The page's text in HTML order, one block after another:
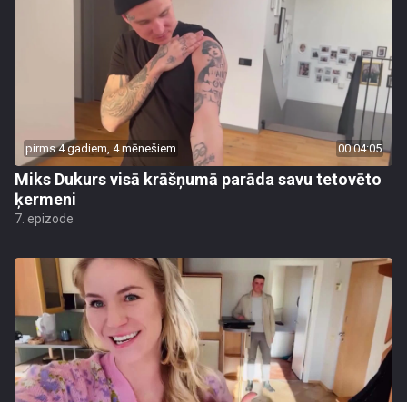
pirms 4 gadiem, 4 mēnešiem 00:04:05
Miks Dukurs visā krāšņumā parāda savu tetovēto
ķermeni
7. epizode